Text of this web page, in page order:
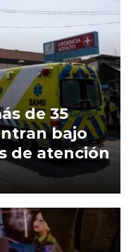
de 35
bajo
de atención